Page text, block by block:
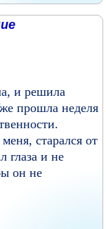
и решила
прошла неделя
старался от
глаза и не
он не